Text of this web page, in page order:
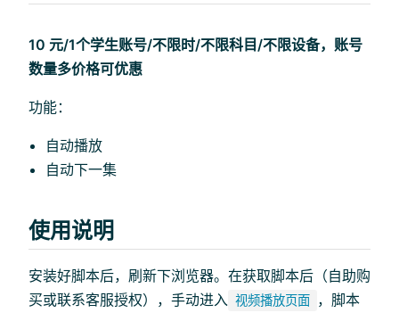
10 元/1个学生账号/不限时/不限科目/不限设备，账号
数量多价格可优惠
功能：
自动播放
自动下一集
使用说明
安装好脚本后，刷新下浏览器。在获取脚本后（自助购
买或联系客服授权），手动进入
视频播放页面
，脚本